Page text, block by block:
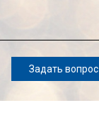
Задать вопрос